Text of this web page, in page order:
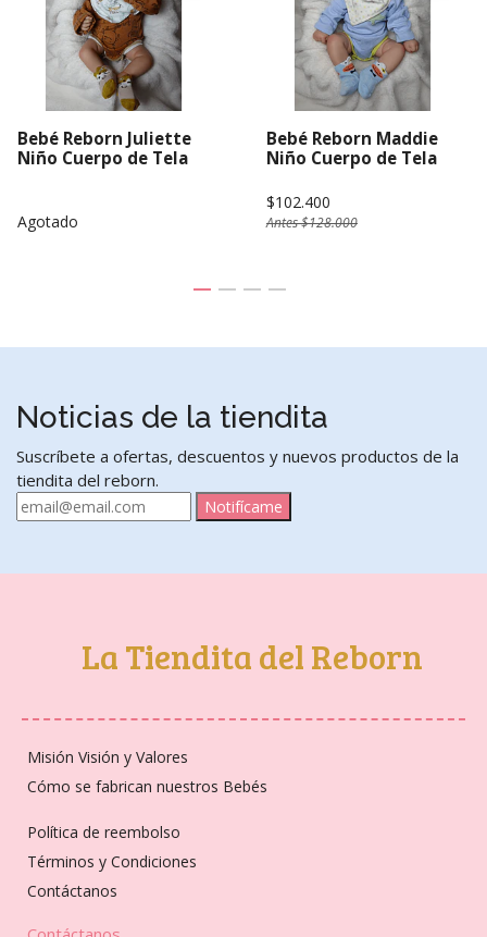
Bebé Reborn Juliette
Niño Cuerpo de Tela
Agotado
Bebé Reborn Maddie
Niño Cuerpo de Tela
$102.400
Antes$128.000
Noticias de la tiendita
Suscríbete a ofertas, descuentos y nuevos productos de la
tiendita del reborn.
Notifícame
La Tiendita del Reborn
Misión Visión y Valores
Cómo se fabrican nuestros Bebés
Política de reembolso
Términos y Condiciones
Contáctanos